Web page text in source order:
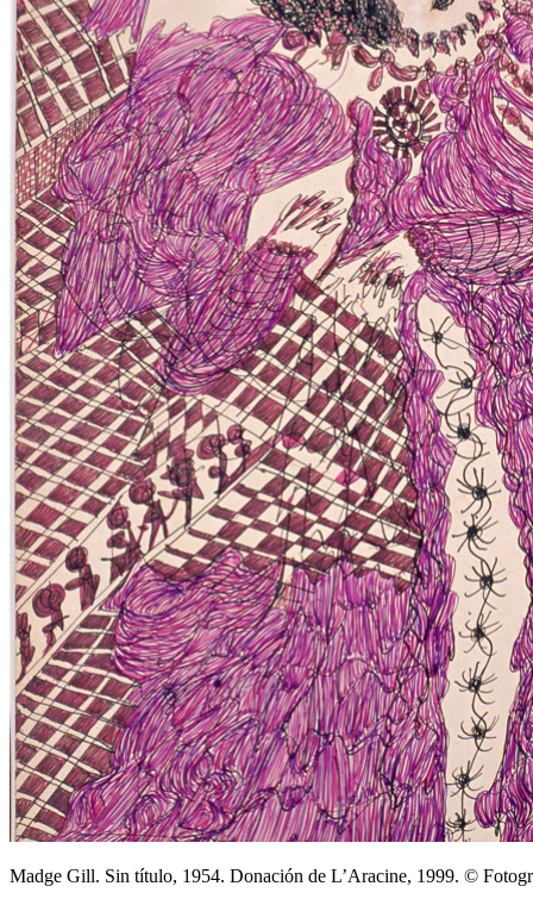
Madge Gill. Sin título, 1954. Donación de L’Aracine, 1999. ©